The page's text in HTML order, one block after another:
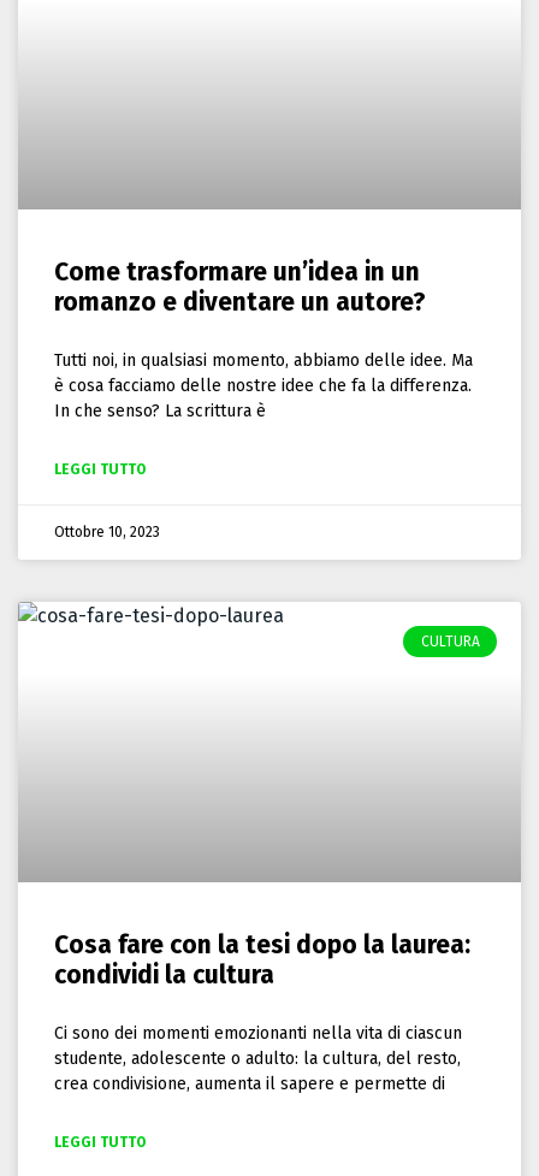
Come trasformare un’idea in un
romanzo e diventare un autore?
Tutti noi, in qualsiasi momento, abbiamo delle idee. Ma
è cosa facciamo delle nostre idee che fa la differenza.
In che senso? La scrittura è
LEGGI TUTTO
Ottobre 10, 2023
CULTURA
Cosa fare con la tesi dopo la laurea:
condividi la cultura
Ci sono dei momenti emozionanti nella vita di ciascun
studente, adolescente o adulto: la cultura, del resto,
crea condivisione, aumenta il sapere e permette di
LEGGI TUTTO